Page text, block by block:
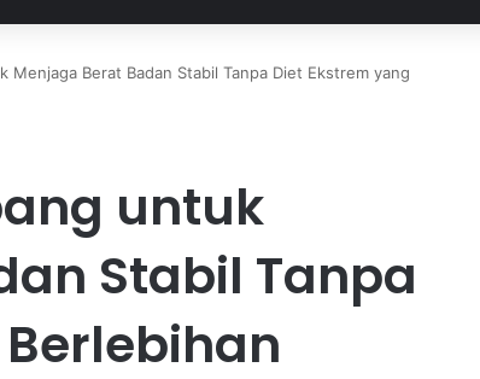
Menjaga Berat Badan Stabil Tanpa Diet Ekstrem yang
untuk
Stabil Tanpa